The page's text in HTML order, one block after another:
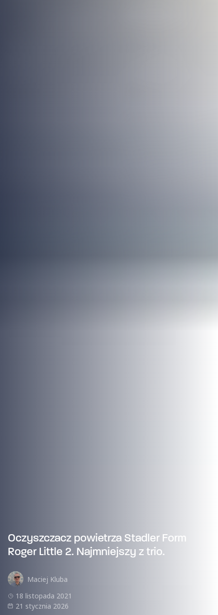
Oczyszczacz powietrza Stadler Form
Roger Little 2. Najmniejszy z trio.
Maciej Kluba
18 listopada 2021
21 stycznia 2026